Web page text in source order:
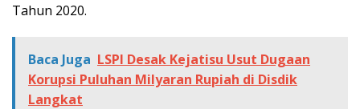
Tahun 2020.
Baca Juga LSPI Desak Kejatisu Usut Dugaan
Korupsi Puluhan Milyaran Rupiah di Disdik
Langkat